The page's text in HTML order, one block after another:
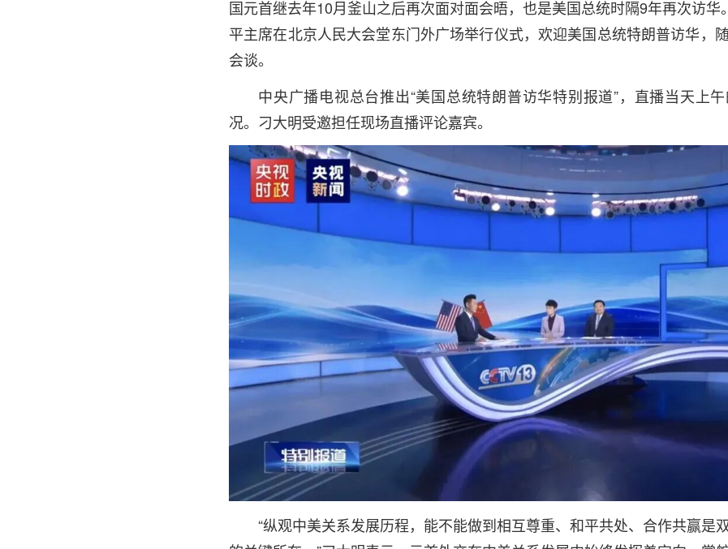
国元首继去年10月釜山之后再次面对面会晤，也是美国总统时隔9年再次访华
平主席在北京人民大会堂东门外广场举行仪式，欢迎美国总统特朗普访华，
会谈。
中央广播电视总台推出“美国总统特朗普访华特别报道”，直播当天上
况。刁大明受邀担任现场直播评论嘉宾。
“纵观中美关系发展历程，能不能做到相互尊重、和平共处、合作共赢是